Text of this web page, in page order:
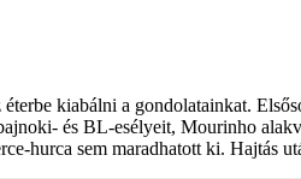
kiabálni a gondolatainkat.
és BL-esélyeit, Mourinho
hurca sem maradhatott ki. Hajtás